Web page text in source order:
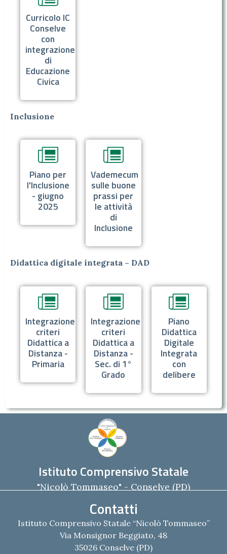
Curricolo IC
Conselve
con
integrazione
di
Educazione
Civica
Inclusione
Piano per
l'Inclusione
- giugno
2025
Vademecum
sulle buone
prassi per
le attività
di
Inclusione
Didattica digitale integrata – DAD
Integrazione
criteri
Didattica a
Distanza -
Primaria
Integrazione
criteri
Didattica a
Distanza -
Sec. di 1°
Grado
Piano
Didattica
Digitale
Integrata
con
delibere
Istituto Comprensivo Statale
"Nicolò Tommaseo" - Conselve (PD)
Contatti
Istituto Comprensivo Statale “Nicolò Tommaseo”
Via Monsignor Beggiato, 48
35026 Conselve (PD)